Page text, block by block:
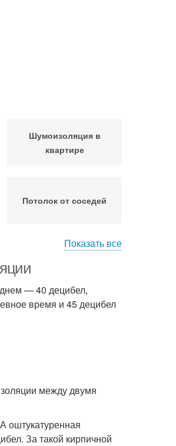
Шумоизоляция в
квартире
Потолок от соседей
Показать все
— 40 децибел,
время и 45 децибел
между двумя
оштукатуренная
За такой кирпичной